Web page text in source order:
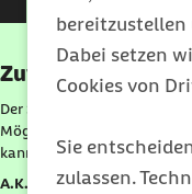
Dabei setzen
Cookies von
Sie
zulassen.
Zuverlässig & gut
Der Skill gehört zu meiner
Möglichkeiten. Wenn man
kann man es auch immer
A.K.